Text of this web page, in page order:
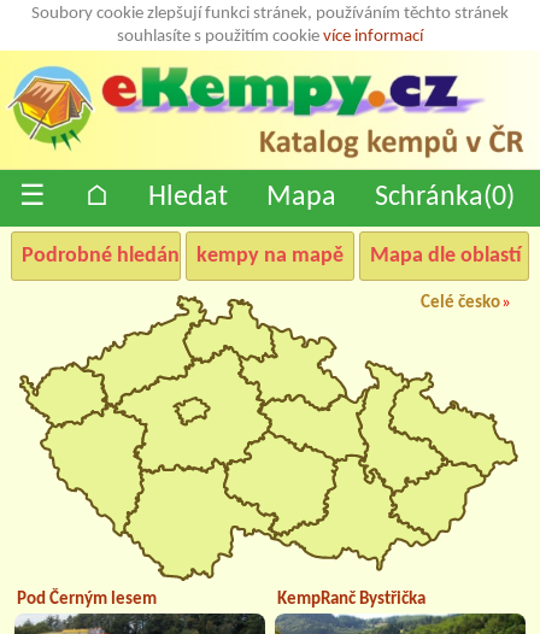
Soubory cookie zlepšují funkci stránek, používáním těchto stránek
souhlasíte s použitím cookie více informací
☰ ⌂ Hledat Mapa Schránka(0)
Podrobné hledání kempy na mapě Mapa dle oblastí
Celé česko»
Pod Černým lesem KempRanč Bystřička